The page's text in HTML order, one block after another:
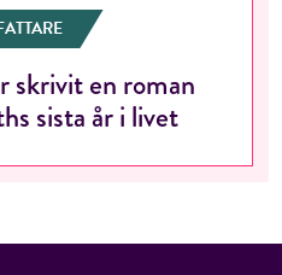
RÖSTA
skrivit en roman
sista år i livet